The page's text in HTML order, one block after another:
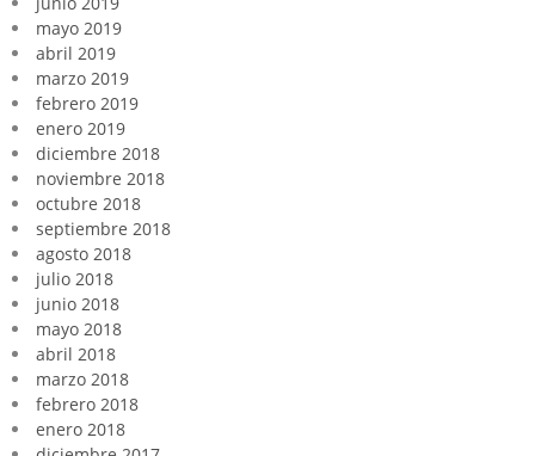
mayo 2019
abril 2019
marzo 2019
febrero 2019
enero 2019
diciembre 2018
noviembre 2018
octubre 2018
septiembre 2018
agosto 2018
julio 2018
junio 2018
mayo 2018
abril 2018
marzo 2018
febrero 2018
enero 2018